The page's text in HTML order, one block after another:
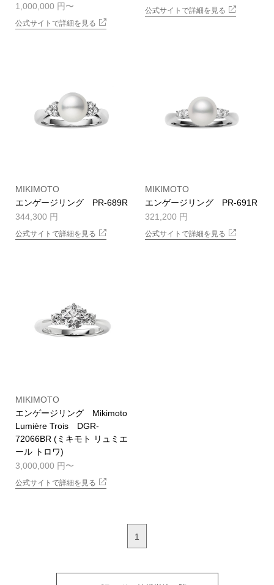
1,000,000 円
公式サイトで詳細を見る
公式サイトで詳細を見る
MIKIMOTO
エンゲージリング PR-689R
344,300 円
公式サイトで詳細を見る
MIKIMOTO
エンゲージリング PR-691R
321,200 円
公式サイトで詳細を見る
MIKIMOTO
エンゲージリング Mikimoto
Lumière Trois DGR-
72066BR (ミキモト リュミエ
ール トロワ)
3,000,000 円
公式サイトで詳細を見る
1